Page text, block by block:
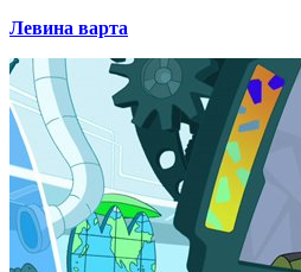
Левина варта